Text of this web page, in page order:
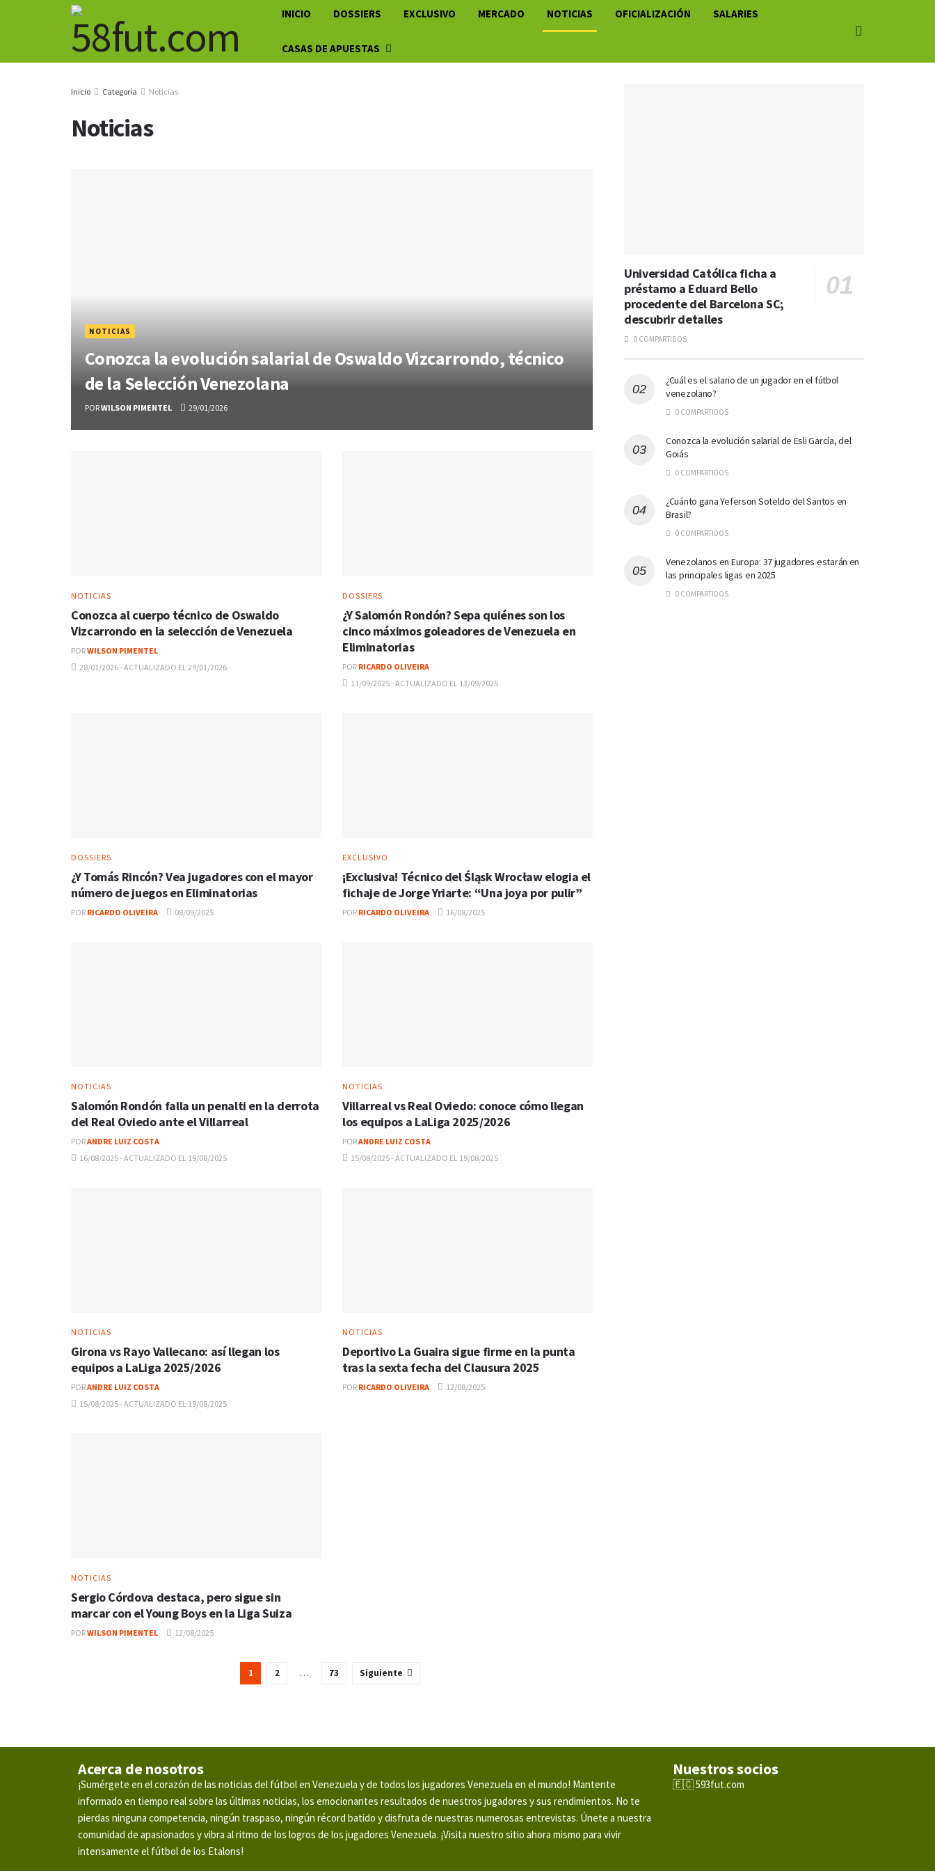
INICIO DOSSIERS EXCLUSIVO MERCADO NOTICIAS OFICIALIZACIÓN SALARIES
CASAS DE APUESTAS
Inicio Categoría Noticias
Noticias
NOTICIAS
Conozca la evolución salarial de Oswaldo Vizcarrondo, técnico
de la Selección Venezolana
PORWILSON PIMENTEL 29/01/2026
NOTICIAS
Conozca al cuerpo técnico de Oswaldo
Vizcarrondo en la selección de Venezuela
PORWILSON PIMENTEL
28/01/2026 - ACTUALIZADO EL 29/01/2026
DOSSIERS
¿Y Salomón Rondón? Sepa quiénes son los
cinco máximos goleadores de Venezuela en
Eliminatorias
POR RICARDO OLIVEIRA
11/09/2025 - ACTUALIZADO EL 13/09/2025
DOSSIERS
¿Y Tomás Rincón? Vea jugadores con el mayor
número de juegos en Eliminatorias
POR RICARDO OLIVEIRA 08/09/2025
EXCLUSIVO
¡Exclusiva! Técnico del Śląsk Wrocław elogia el
fichaje de Jorge Yriarte: “Una joya por pulir”
POR RICARDO OLIVEIRA 16/08/2025
NOTICIAS
Salomón Rondón falla un penalti en la derrota
del Real Oviedo ante el Villarreal
PORANDRE LUIZ COSTA
16/08/2025 - ACTUALIZADO EL 19/08/2025
NOTICIAS
Villarreal vs Real Oviedo: conoce cómo llegan
los equipos a LaLiga 2025/2026
PORANDRE LUIZ COSTA
15/08/2025 - ACTUALIZADO EL 19/08/2025
NOTICIAS
Girona vs Rayo Vallecano: así llegan los
equipos a LaLiga 2025/2026
PORANDRE LUIZ COSTA
15/08/2025 - ACTUALIZADO EL 19/08/2025
NOTICIAS
Deportivo La Guaira sigue firme en la punta
tras la sexta fecha del Clausura 2025
POR RICARDO OLIVEIRA 12/08/2025
NOTICIAS
Sergio Córdova destaca, pero sigue sin
marcar con el Young Boys en la Liga Suiza
PORWILSON PIMENTEL 12/08/2025
1 2 … 73 Siguiente
Universidad Católica ficha a
préstamo a Eduard Bello
procedente del Barcelona SC;
descubrir detalles
0 COMPARTIDOS
¿Cuál es el salario de un jugador en el fútbol
venezolano?
0 COMPARTIDOS
Conozca la evolución salarial de Esli García, del
Goiás
0 COMPARTIDOS
¿Cuánto gana Yeferson Soteldo del Santos en
Brasil?
0 COMPARTIDOS
Venezolanos en Europa: 37 jugadores estarán en
las principales ligas en 2025
0 COMPARTIDOS
Acerca de nosotros
¡Sumérgete en el corazón de las noticias del fútbol en Venezuela y de todos los jugadores Venezuela en el mundo! Mantente
informado en tiempo real sobre las últimas noticias, los emocionantes resultados de nuestros jugadores y sus rendimientos. No te
pierdas ninguna competencia, ningún traspaso, ningún récord batido y disfruta de nuestras numerosas entrevistas. Únete a nuestra
comunidad de apasionados y vibra al ritmo de los logros de los jugadores Venezuela. ¡Visita nuestro sitio ahora mismo para vivir
intensamente el fútbol de los Etalons!
Nuestros socios
🇪🇨 593fut.com